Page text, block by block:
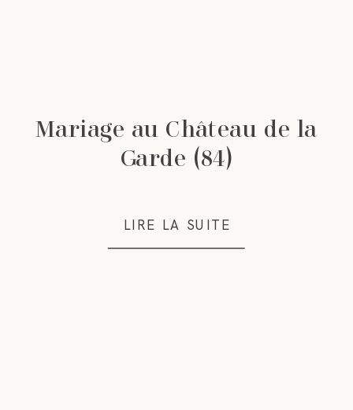
LIRE LA SUITE
Mariage au Château de la
Garde (84)